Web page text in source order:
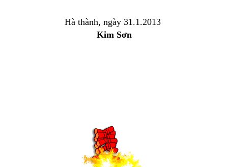
Hà thành, ngày 31.1.2013
Kim Sơn